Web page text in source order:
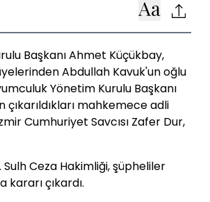
Başkanı Ahmet Küçükbay,
Abdullah Kavuk'un oğlu
Yönetim Kurulu Başkanı
çıkarıldıkları mahkemece adli
Cumhuriyet Savcısı Zafer Dur,
Sulh Ceza Hakimliği, şüpheliler
çıkardı.